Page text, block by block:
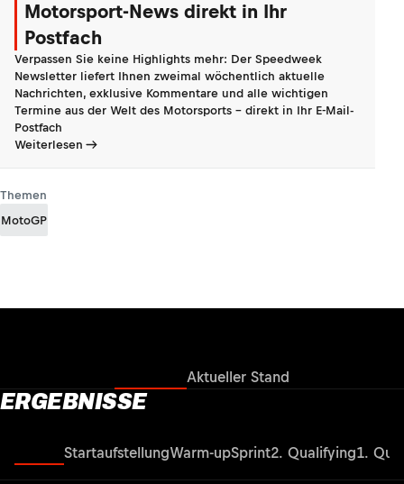
Motorsport-News direkt in Ihr
Postfach
Verpassen Sie keine Highlights mehr: Der Speedweek
Newsletter liefert Ihnen zweimal wöchentlich aktuelle
Nachrichten, exklusive Kommentare und alle wichtigen
Termine aus der Welt des Motorsports - direkt in Ihr E-Mail-
Postfach
Weiterlesen
Themen
MotoGP
Aktueller Stand
ERGEBNISSE
StartaufstellungWarm-upSprint2. Qualifying1.